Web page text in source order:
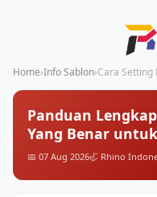
Home›Info Sablon›Cara Setting
Panduan
Yang Benar
📅 07 Aug 2026🦏 Rhino